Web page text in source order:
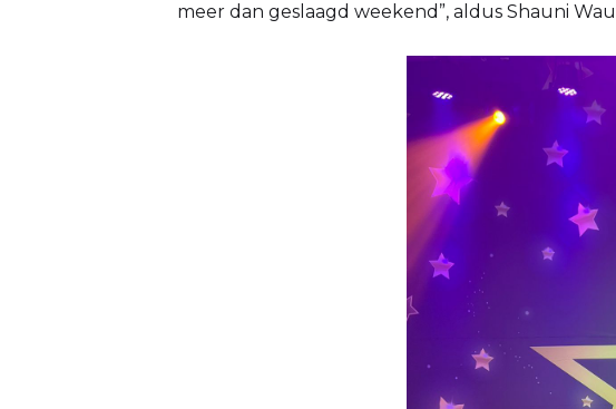
meer dan geslaagd weekend”, aldus Shauni